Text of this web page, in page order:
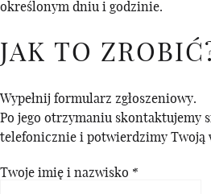
określonym dniu i godzinie.
JAK TO
Wypełnij formularz zgłoszeniowy.
Po jego otrzymaniu skontaktujemy
telefonicznie i potwierdzimy Twoją
Twoje imię i nazwisko *